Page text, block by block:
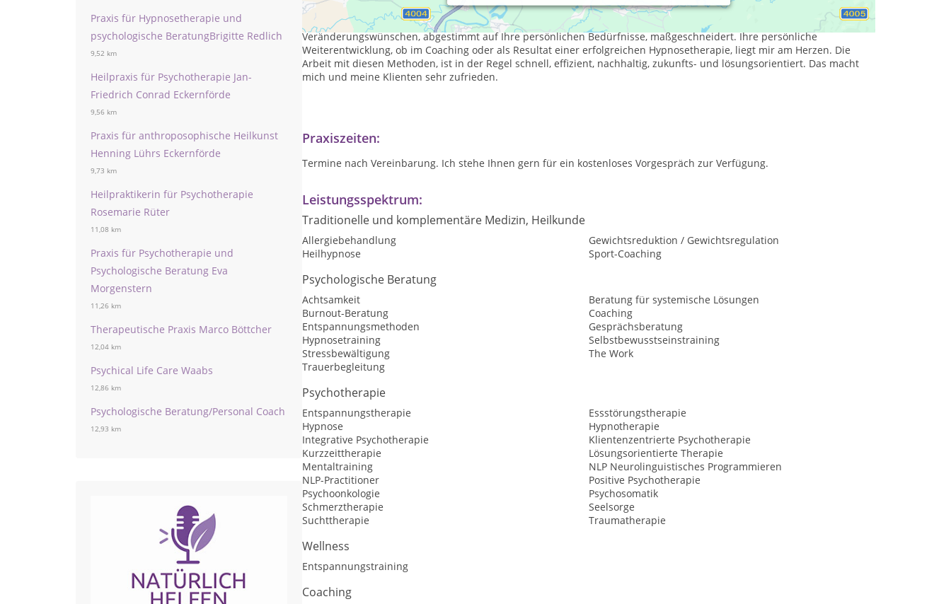
Praxis für Hypnosetherapie und
psychologische BeratungBrigitte Redlich
9,52 km
Heilpraxis für Psychotherapie Jan-
Friedrich Conrad Eckernförde
9,56 km
Praxis für anthroposophische Heilkunst
Henning Lührs Eckernförde
9,73 km
Heilpraktikerin für Psychotherapie
Rosemarie Rüter
11,08 km
Praxis für Psychotherapie und
Psychologische Beratung Eva
Morgenstern
11,26 km
Therapeutische Praxis Marco Böttcher
12,04 km
Psychical Life Care Waabs
12,86 km
Psychologische Beratung/Personal Coach
12,93 km
Als zertifizierter Master Coach und als zertifizierte Hypnosetherapeutin unterstütze ich Sie sehr gern bei Ihren
Veränderungswünschen, abgestimmt auf Ihre persönlichen Bedürfnisse, maßgeschneidert. Ihre persönliche
Weiterentwicklung, ob im Coaching oder als Resultat einer erfolgreichen Hypnosetherapie, liegt mir am Herzen. Die
Arbeit mit diesen Methoden, ist in der Regel schnell, effizient, nachhaltig, zukunfts- und lösungsorientiert. Das macht
mich und meine Klienten sehr zufrieden.
Praxiszeiten:
Termine nach Vereinbarung. Ich stehe Ihnen gern für ein kostenloses Vorgespräch zur Verfügung.
Leistungsspektrum:
Traditionelle und komplementäre Medizin, Heilkunde
Allergiebehandlung
Gewichtsreduktion / Gewichtsregulation
Heilhypnose
Sport-Coaching
Psychologische Beratung
Achtsamkeit
Beratung für systemische Lösungen
Burnout-Beratung
Coaching
Entspannungsmethoden
Gesprächsberatung
Hypnosetraining
Selbstbewusstseinstraining
Stressbewältigung
The Work
Trauerbegleitung
Psychotherapie
Entspannungstherapie
Essstörungstherapie
Hypnose
Hypnotherapie
Integrative Psychotherapie
Klientenzentrierte Psychotherapie
Kurzzeittherapie
Lösungsorientierte Therapie
Mentaltraining
NLP Neurolinguistisches Programmieren
NLP-Practitioner
Positive Psychotherapie
Psychoonkologie
Psychosomatik
Schmerztherapie
Seelsorge
Suchttherapie
Traumatherapie
Wellness
Entspannungstraining
Coaching